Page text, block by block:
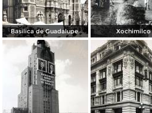
Basilica de Guadalupe. Xochimilco